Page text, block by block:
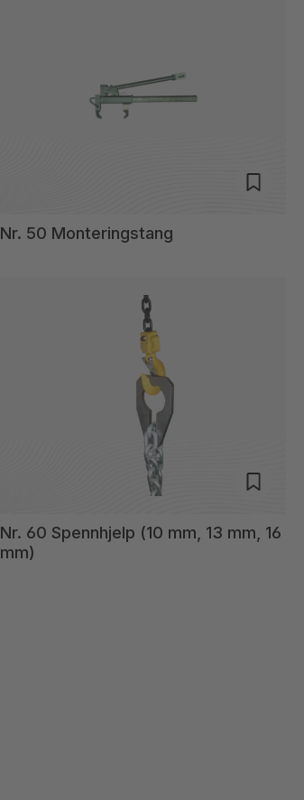
Nr. 50 Monteringstang
Nr. 60 Spennhjelp (10 mm, 13 mm, 16
mm)